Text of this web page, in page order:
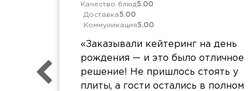
Качество блюд5.00
Доставка5.00
Коммуникация5.00
«Заказывали кейтеринг на день
рождения — и это было отличное
решение! Не пришлось стоять у
плиты, а гости остались в полном